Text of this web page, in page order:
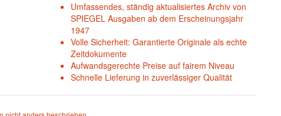
Umfassendes, ständig aktualisiertes Archiv von
SPIEGEL Ausgaben ab dem Erscheinungsjahr
1947
Volle Sicherheit: Garantierte Originale als echte
Zeitdokumente
Aufwandsgerechte Preise auf fairem Niveau
Schnelle Lieferung in zuverlässiger Qualität